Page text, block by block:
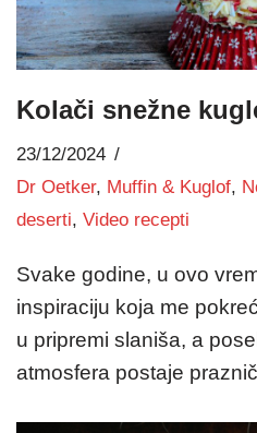
Kolači snežne
23/12/2024
Dr Oetker, Muffin & Kuglof,
deserti, Video recepti
Svake godine, u ovo
inspiraciju koja me
u pripremi slaniša, a
atmosfera postaje